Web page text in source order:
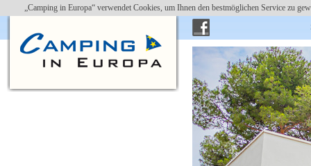
„Camping in Europa“ verwendet Cookies, um Ihnen den bestmöglichen Service zu